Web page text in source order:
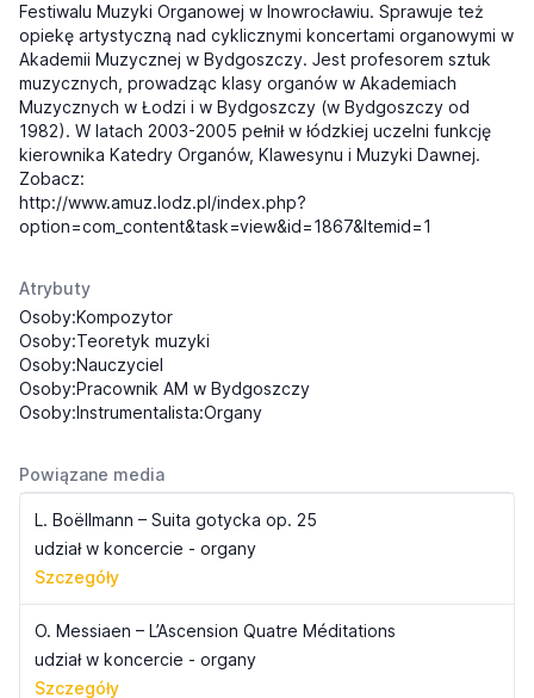
Festiwalu Muzyki Organowej w Inowrocławiu. Sprawuje też
opiekę artystyczną nad cyklicznymi koncertami organowymi w
Akademii Muzycznej w Bydgoszczy. Jest profesorem sztuk
muzycznych, prowadząc klasy organów w Akademiach
Muzycznych w Łodzi i w Bydgoszczy (w Bydgoszczy od
1982). W latach 2003-2005 pełnił w łódzkiej uczelni funkcję
kierownika Katedry Organów, Klawesynu i Muzyki Dawnej.
Zobacz:
http://www.amuz.lodz.pl/index.php?
option=com_content&task=view&id=1867&Itemid=1
Atrybuty
Osoby:Kompozytor
Osoby:Teoretyk muzyki
Osoby:Nauczyciel
Osoby:Pracownik AM w Bydgoszczy
Osoby:Instrumentalista:Organy
Powiązane media
L. Boëllmann – Suita gotycka op. 25
udział w koncercie - organy
Szczegóły
O. Messiaen – L’Ascension Quatre Méditations
udział w koncercie - organy
Szczegóły